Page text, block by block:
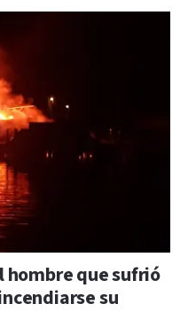
hombre que sufrió
su